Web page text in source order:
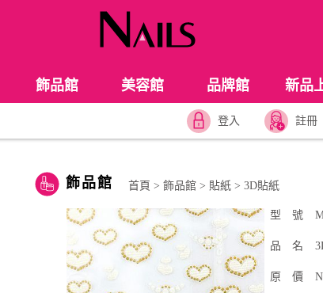
飾品館 美容館 品牌館 新品
登入 註冊
飾品館 首頁 >飾品館 > 貼紙 >3D貼紙
型 號
品 名
原 價